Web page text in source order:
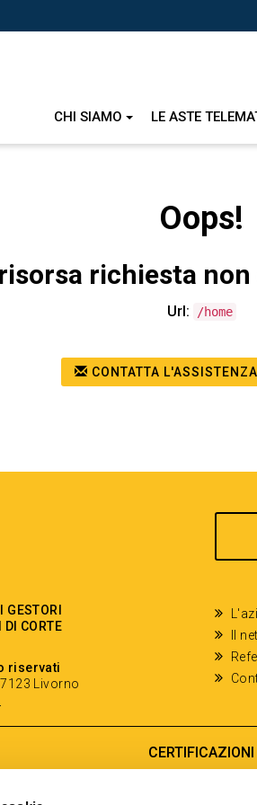
CHI SIAMO LE ASTE
Oops!
richiesta
Url: /home
CONTATTA
DI CORTE
riservati
Livorno
Il
CERTIFICAZIONI